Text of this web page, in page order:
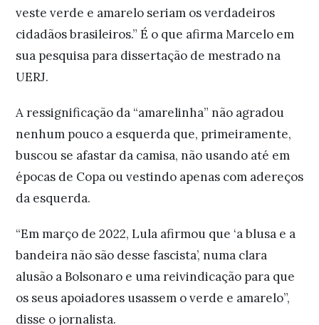
veste verde e amarelo seriam os verdadeiros
cidadãos brasileiros.” É o que afirma Marcelo em
sua pesquisa para dissertação de mestrado na
UERJ.
A ressignificação da “amarelinha” não agradou
nenhum pouco a esquerda que, primeiramente,
buscou se afastar da camisa, não usando até em
épocas de Copa ou vestindo apenas com adereços
da esquerda.
“Em março de 2022, Lula afirmou que ‘a blusa e a
bandeira não são desse fascista’, numa clara
alusão a Bolsonaro e uma reivindicação para que
os seus apoiadores usassem o verde e amarelo”,
disse o jornalista.